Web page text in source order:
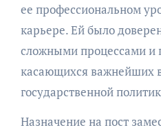
ее профессиональном
карьере. Ей было
сложными процессами и
касающихся важнейших
государственной
Назначение на пост